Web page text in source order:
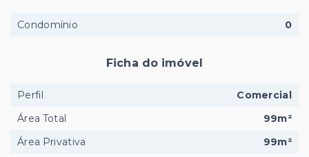
Condomínio 0
Ficha do imóvel
Perfil
Comercial
Área Total
99m²
Área Privativa
99m²